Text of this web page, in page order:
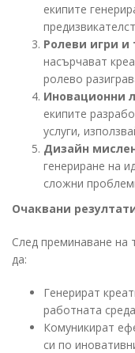
екипите
Ролеви игри и
насърчават
ролево
Иновационни
екипите
услуги,
Дизайн
генериране на
сложни
Очаквани
След преминаване на
да:
Генерират
работната
Комуникират
си по